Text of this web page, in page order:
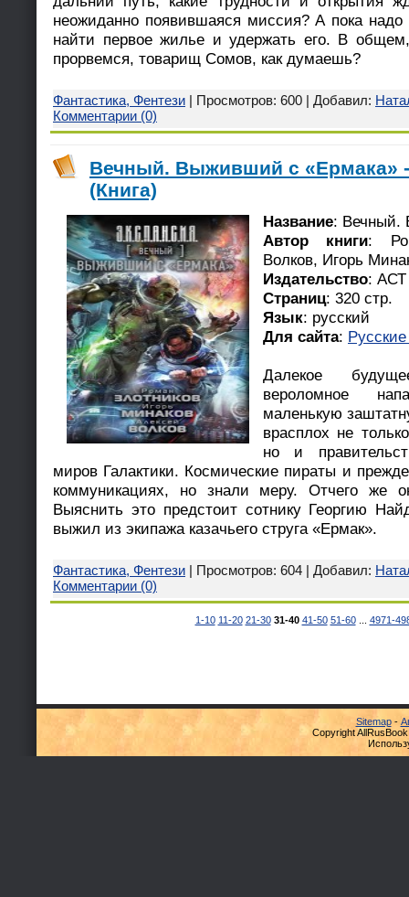
неожиданно появившаяся миссия? А пока
найти первое жилье и удержать его. В
прорвемся, товарищ Сомов, как думаешь?
Фантастика, Фентези | Просмотров: 600 | Добавил:
Комментарии (0)
Вечный. Выживший с «Ермака»
(Книга)
Название: Вечный.
Автор книги:
Волков, Игорь
Издательство: АСТ
Страниц: 320 стр.
Язык: русский
Для сайта: Русские
Далекое
вероломное
маленькую
врасплох не
но и
миров Галактики. Космические пираты и
коммуникациях, но знали меру. Отчего же
Выяснить это предстоит сотнику Георгию
выжил из экипажа казачьего струга «Ермак».
Фантастика, Фентези | Просмотров: 604 | Добавил:
Комментарии (0)
1-10 11-20 21-30 31-40 41-50 51-60 ... 4971-
Sitemap-
Copyright